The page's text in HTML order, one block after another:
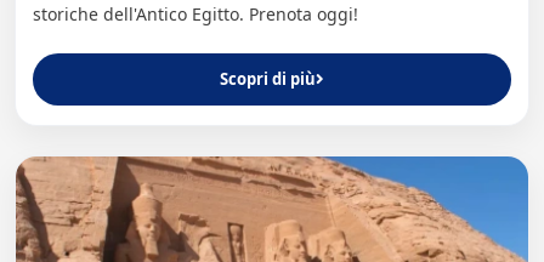
storiche dell'Antico Egitto. Prenota oggi!
Scopri di più